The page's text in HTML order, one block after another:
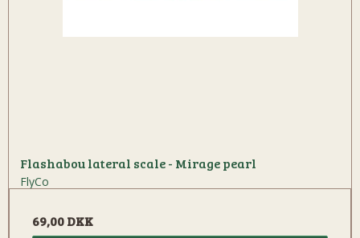
Flashabou lateral scale - Mirage pearl
FlyCo
69,00 DKK